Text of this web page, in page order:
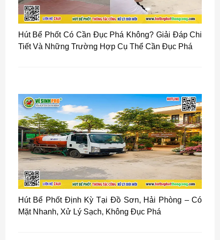
Hút Bể Phốt Có Cần Đục Phá Không? Giải Đáp Chi
Tiết Và Những Trường Hợp Cụ Thể Cần Đục Phá
Hút Bể Phốt Định Kỳ Tại Đồ Sơn, Hải Phòng – Có
Mặt Nhanh, Xử Lý Sạch, Không Đục Phá